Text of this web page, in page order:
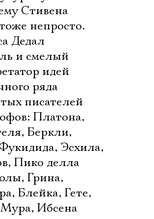
Стивена
непросто.
Дедал 
и смелый
идей
ряда
писателей
Платона,
Беркли,
Эсхила,
Пико делла
Грина,
Блейка, Гете,
Ибсена